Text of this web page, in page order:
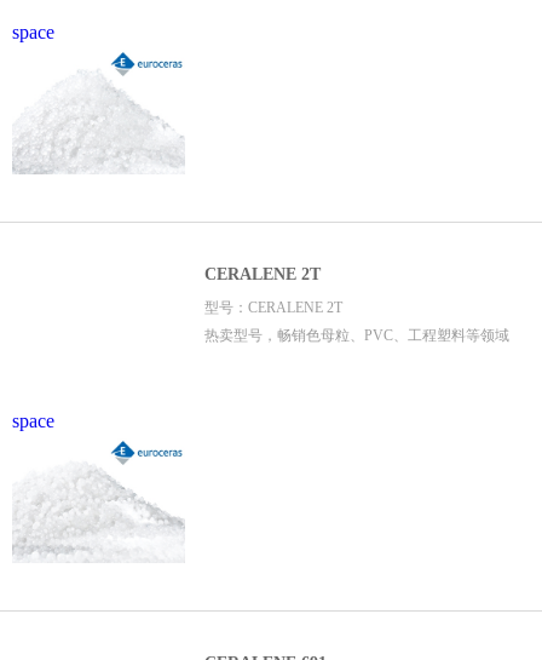
space
space
CERALENE 2T
型号：CERALENE 2T
热卖型号，畅销色母粒、PVC、工程塑料等领域